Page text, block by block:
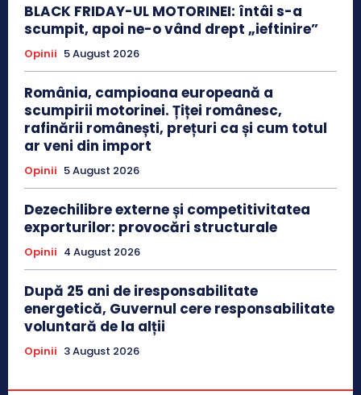
BLACK FRIDAY-UL MOTORINEI: întâi s-a
scumpit, apoi ne-o vând drept „ieftinire”
Opinii 5 August 2026
România, campioana europeană a
scumpirii motorinei. Țiței românesc,
rafinării românești, prețuri ca și cum totul
ar veni din import
Opinii 5 August 2026
Dezechilibre externe și competitivitatea
exporturilor: provocări structurale
Opinii 4 August 2026
După 25 ani de iresponsabilitate
energetică, Guvernul cere responsabilitate
voluntară de la alții
Opinii 3 August 2026